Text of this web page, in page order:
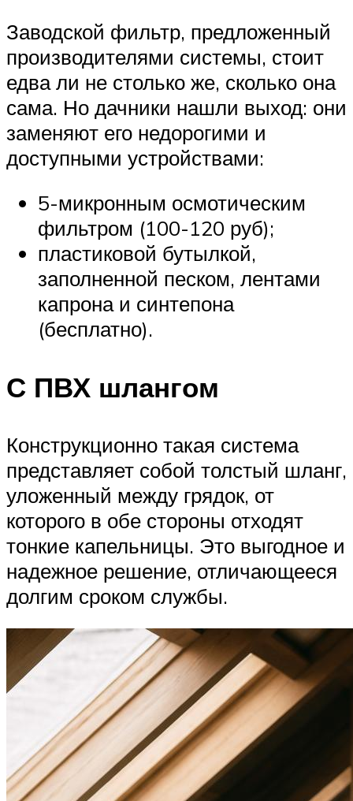
Заводской фильтр, предложенный
производителями системы, стоит
едва ли не столько же, сколько она
сама. Но дачники нашли выход: они
заменяют его недорогими и
доступными устройствами:
5-микронным осмотическим
фильтром (100-120 руб);
пластиковой бутылкой,
заполненной песком, лентами
капрона и синтепона
(бесплатно).
С ПВХ шлангом
Конструкционно такая система
представляет собой толстый шланг,
уложенный между грядок, от
которого в обе стороны отходят
тонкие капельницы. Это выгодное и
надежное решение, отличающееся
долгим сроком службы.